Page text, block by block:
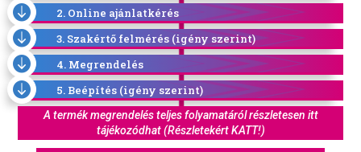
 2. Online ajánlatkérés
 3. Szakértő felmérés (igény szerint)
 4. Megrendelés
 5. Beépítés (igény szerint)
A termék megrendelés teljes folyamatáról részletesen itt
tájékozódhat (Részletekért KATT!)